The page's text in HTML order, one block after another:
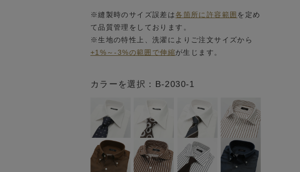
カラーを選択：B-2030-1
※縫製時のサイズ誤差は各箇所に許容範囲 を定め
て品質管理をしております。
※生地の特性上、洗濯によりご注文サイズから
+1%～-3%の範囲で伸縮が生じます。